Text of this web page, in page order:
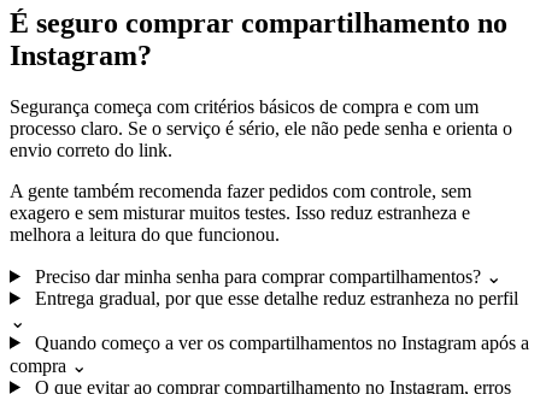
É seguro comprar compartilhamento no
Instagram?
Segurança começa com critérios básicos de compra e com um
processo claro. Se o serviço é sério, ele não pede senha e orienta o
envio correto do link.
A gente também recomenda fazer pedidos com controle, sem
exagero e sem misturar muitos testes. Isso reduz estranheza e
melhora a leitura do que funcionou.
Preciso dar minha senha para comprar compartilhamentos? ⌄
Entrega gradual, por que esse detalhe reduz estranheza no perfil
⌄
Quando começo a ver os compartilhamentos no Instagram após a
compra ⌄
O que evitar ao comprar compartilhamento no Instagram, erros